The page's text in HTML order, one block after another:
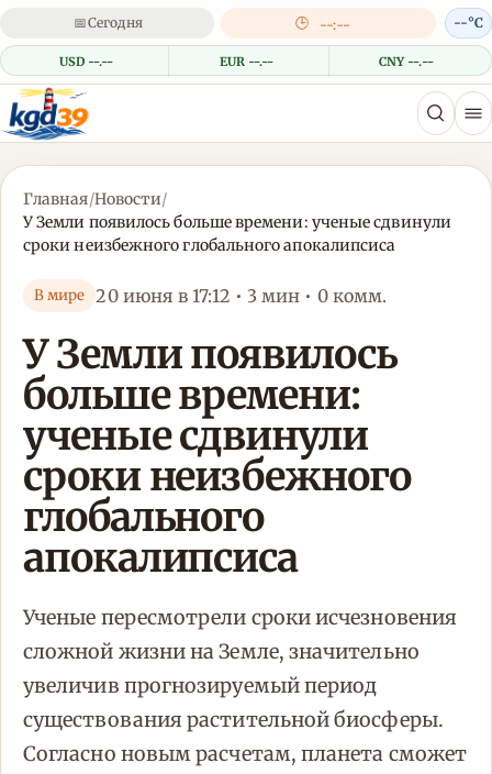
📅Сегодня 🕒 --:--
USD --.-- EUR --.-- CNY --.--
--°C
Главная/Новости/
У Земли появилось больше времени: ученые сдвинули
сроки неизбежного глобального апокалипсиса
В мире 20 июня в 17:12 • 3 мин • 0 комм.
У Земли появилось
больше времени:
ученые сдвинули
сроки неизбежного
глобального
апокалипсиса
Ученые пересмотрели сроки исчезновения
сложной жизни на Земле, значительно
увеличив прогнозируемый период
существования растительной биосферы.
Согласно новым расчетам, планета сможет